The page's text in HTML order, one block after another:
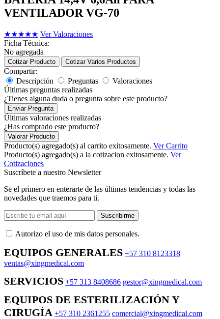
VENTILADOR VG-70
★★★★★ Ver Valoraciones
Ficha Técnica:
No agregada
Cotizar Producto Cotizar Varios Productos
Compartir:
Descripción
Preguntas
Valoraciones
Últimas preguntas realizadas
¿Tienes alguna duda o pregunta sobre este producto?
Enviar Pregunta
Últimas valoraciones realizadas
¿Has comprado este producto?
Valorar Producto
Producto(s) agregado(s) al carrito exitosamente. Ver Carrito
Producto(s) agregado(s) a la cotizacion exitosamente. Ver
Cotizaciones
Suscríbete a nuestro Newsletter
Se el primero en enterarte de las últimas tendencias y todas las
novedades que traemos para ti.
Suscribirme
Autorizo ​​el uso de mis datos personales.
EQUIPOS GENERALES +57 310 8123318
ventas@xingmedical.com
SERVICIOS +57 313 8408686 gestor@xingmedical.com
EQUIPOS DE ESTERILIZACIÓN Y
CIRUGÍA +57 310 2361255 comercial@xingmedical.com